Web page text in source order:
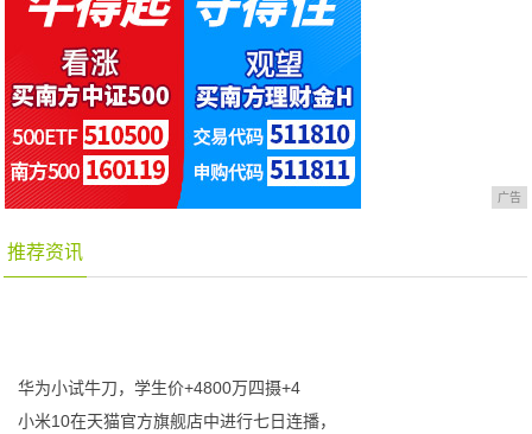
广告
推荐资讯
华为小试牛刀，学生价+4800万四摄+4
小米10在天猫官方旗舰店中进行七日连播，